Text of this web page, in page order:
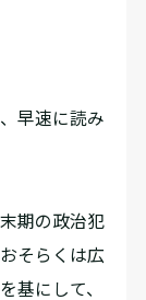
早速に読み
期の政治犯
そらくは広
基にして、